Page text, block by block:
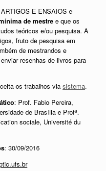
E ENSAIOS e
de mestre e que os
teóricos e/ou pesquisa. A
fruto de pesquisa em
de mestrandos e
resenhas de livros para
os trabalhos via sistema.
: Prof. Fabio Pereira,
de Brasília e Profª.
sociale, Université du
: 30/09/2016